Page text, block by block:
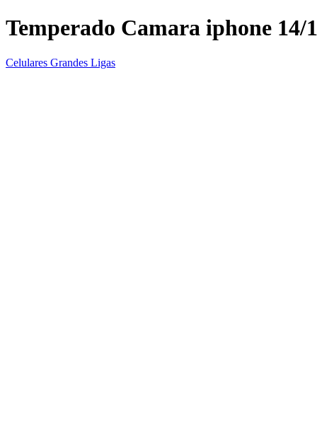
Temperado Camara iphone 14/
Celulares Grandes Ligas